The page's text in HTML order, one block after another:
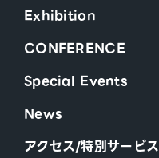
Exhibition
CONFERENCE
Special Events
News
アクセス/特別サービス